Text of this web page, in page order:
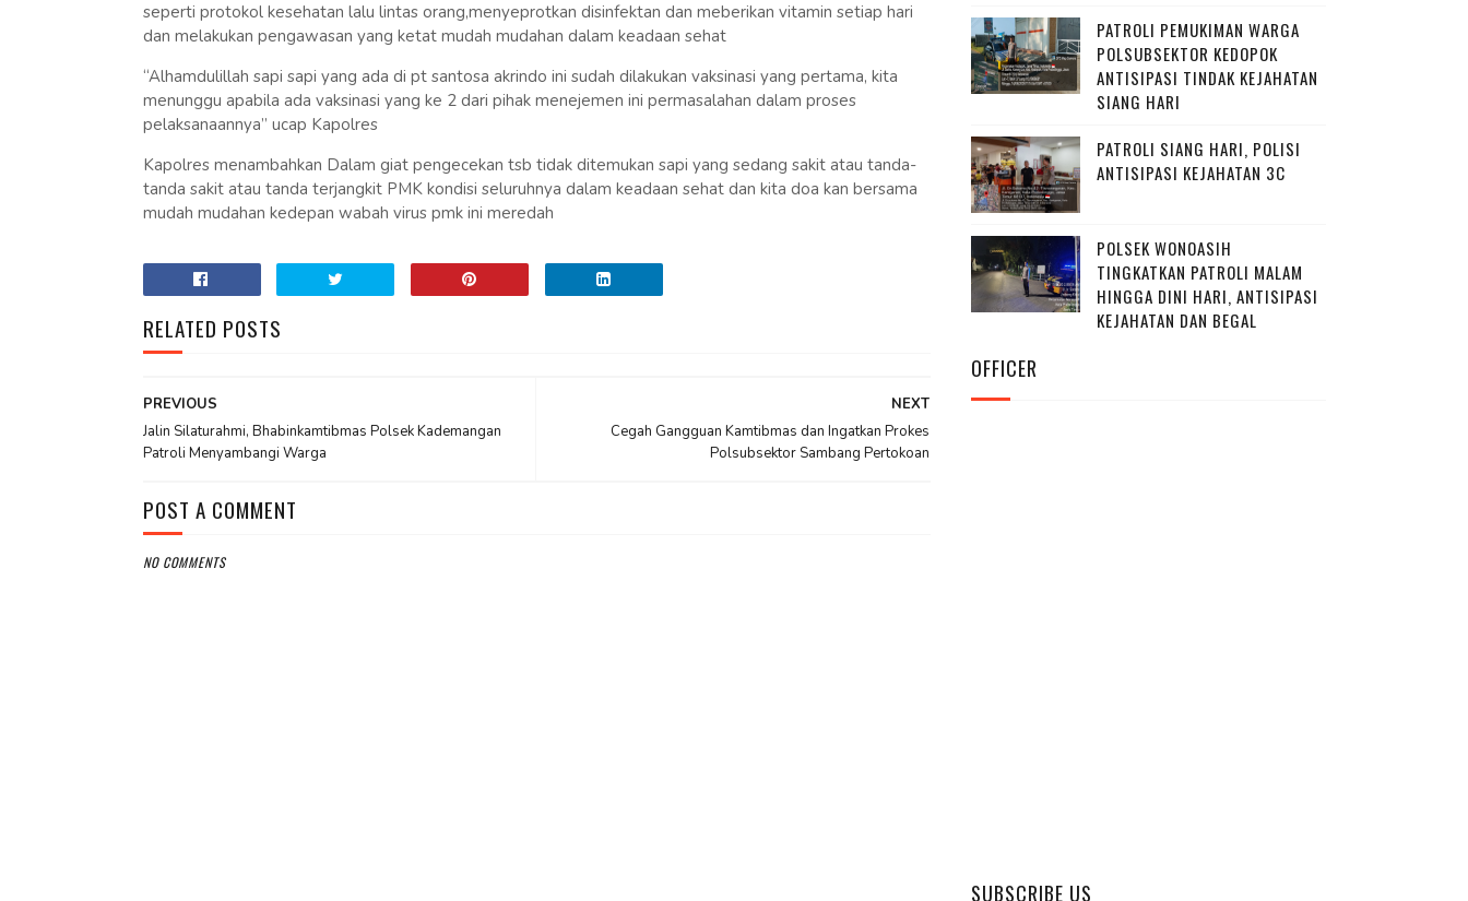
seperti protokol kesehatan lalu lintas orang,menyeprotkan disinfektan dan meberikan vitamin setiap hari
dan melakukan pengawasan yang ketat mudah mudahan dalam keadaan sehat
“Alhamdulillah sapi sapi yang ada di pt santosa akrindo ini sudah dilakukan vaksinasi yang pertama, kita
menunggu apabila ada vaksinasi yang ke 2 dari pihak menejemen ini permasalahan dalam proses
pelaksanaannya” ucap Kapolres
Kapolres menambahkan Dalam giat pengecekan tsb tidak ditemukan sapi yang sedang sakit atau tanda-
tanda sakit atau tanda terjangkit PMK kondisi seluruhnya dalam keadaan sehat dan kita doa kan bersama
mudah mudahan kedepan wabah virus pmk ini meredah
RELATED POSTS
NEXT
Cegah Gangguan Kamtibmas dan Ingatkan Prokes
Polsubsektor Sambang Pertokoan
PREVIOUS
Jalin Silaturahmi, Bhabinkamtibmas Polsek Kademangan
Patroli Menyambangi Warga
POST A COMMENT
NO COMMENTS
PATROLI PEMUKIMAN WARGA
POLSUBSEKTOR KEDOPOK
ANTISIPASI TINDAK KEJAHATAN
SIANG HARI
PATROLI SIANG HARI, POLISI
ANTISIPASI KEJAHATAN 3C
POLSEK WONOASIH
TINGKATKAN PATROLI MALAM
HINGGA DINI HARI, ANTISIPASI
KEJAHATAN DAN BEGAL
OFFICER
SUBSCRIBE US